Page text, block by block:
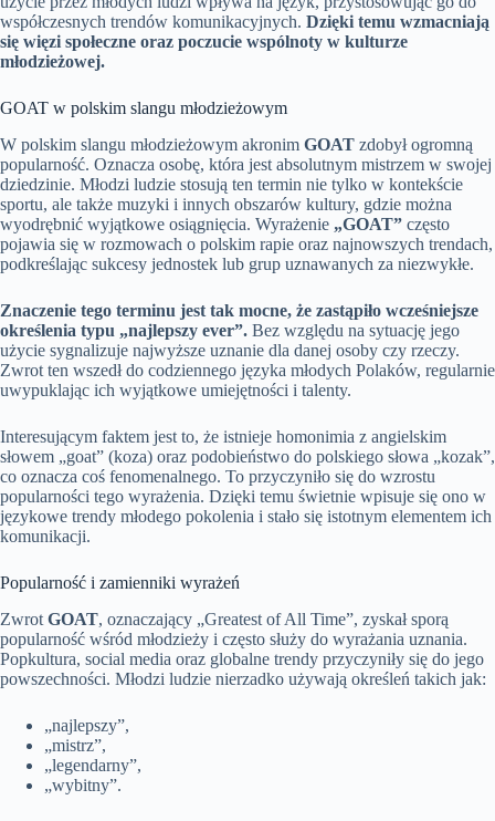
współczesnych trendów komunikacyjnych. Dzięki temu wzmacniają
się więzi społeczne oraz poczucie wspólnoty w kulturze
młodzieżowej.
GOAT w polskim slangu młodzieżowym
W polskim slangu młodzieżowym akronim GOAT zdobył ogromną
popularność. Oznacza osobę, która jest absolutnym mistrzem w swojej
dziedzinie. Młodzi ludzie stosują ten termin nie tylko w kontekście
sportu, ale także muzyki i innych obszarów kultury, gdzie można
wyodrębnić wyjątkowe osiągnięcia. Wyrażenie „GOAT” często
pojawia się w rozmowach o polskim rapie oraz najnowszych trendach,
podkreślając sukcesy jednostek lub grup uznawanych za niezwykłe.
Znaczenie tego terminu jest tak mocne, że zastąpiło wcześniejsze
określenia typu „najlepszy ever”. Bez względu na sytuację jego
użycie sygnalizuje najwyższe uznanie dla danej osoby czy rzeczy.
Zwrot ten wszedł do codziennego języka młodych Polaków, regularnie
uwypuklając ich wyjątkowe umiejętności i talenty.
Interesującym faktem jest to, że istnieje homonimia z angielskim
słowem „goat” (koza) oraz podobieństwo do polskiego słowa „kozak”,
co oznacza coś fenomenalnego. To przyczyniło się do wzrostu
popularności tego wyrażenia. Dzięki temu świetnie wpisuje się ono w
językowe trendy młodego pokolenia i stało się istotnym elementem ich
komunikacji.
Popularność i zamienniki wyrażeń
Zwrot GOAT, oznaczający „Greatest of All Time”, zyskał sporą
popularność wśród młodzieży i często służy do wyrażania uznania.
Popkultura, social media oraz globalne trendy przyczyniły się do jego
powszechności. Młodzi ludzie nierzadko używają określeń takich jak:
„najlepszy”,
„mistrz”,
„legendarny”,
„wybitny”.